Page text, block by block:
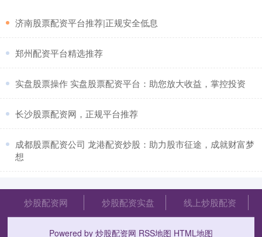
​济南股票配资平台推荐|正规安全低息
​郑州配资平台精选推荐
​实盘股票操作 实盘股票配资平台：助您放大收益，掌控投资
​长沙股票配资网，正规平台推荐
​成都股票配资公司 龙港配资炒股：助力股市征途，成就财富梦
想
炒股配资网 炒股配资实盘 线上炒股配资
Powered by 炒股配资网 RSS地图 HTML地图